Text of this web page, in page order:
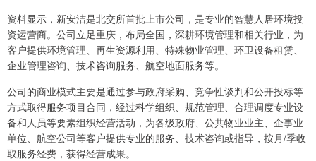
资料显示，新安洁是北交所首批上市公司，是专业的智慧人居环境投
资运营商。公司立足重庆，布局全国，深耕环境管理和相关行业，为
客户提供环境管理、再生资源利用、特殊物业管理、环卫设备租赁、
企业管理咨询、技术咨询服务、航空地面服务等。
公司的商业模式主要是通过参与政府采购、竞争性谈判和公开投标等
方式取得服务项目合同，经过科学组织、规范管理、合理调度专业设
备和人员等要素组织经营活动，为各级政府、公共物业业主、企事业
单位、航空公司等客户提供专业的服务、技术咨询或指导，按月/季收
取服务经费，获得经营成果。